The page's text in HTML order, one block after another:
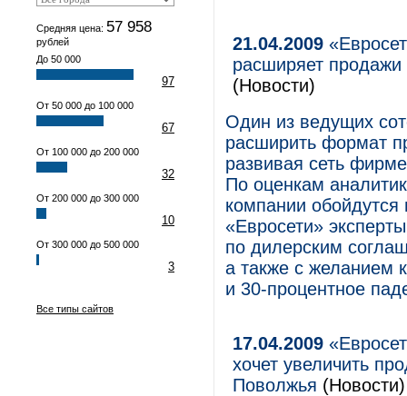
Средняя цена: 57 958
рублей
До 50 000
97
От 50 000 до 100 000
67
От 100 000 до 200 000
32
От 200 000 до 300 000
10
От 300 000 до 500 000
3
Все типы сайтов
21.04.2009
расширяет продажи
(Новости)
Один из ведущих
расширить формат
развивая сеть
По оценкам
компании
«Евросети»
по дилерским
а также с желанием
и 30-процентное
17.04.2009
хочет увеличить
Поволжья (Новости)